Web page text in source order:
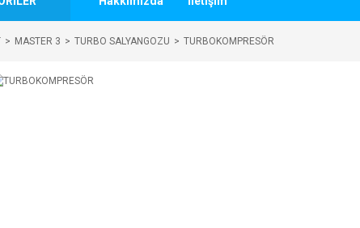
MASTER 3 TURBO SALYANGOZU TURBOKOMPRESÖR